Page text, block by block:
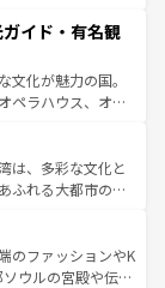
が融合した独特の
異なる魅力を楽
じることができ
旅も、アメリカ
地といえばオアフ
やカウアイ島が
はじめ、豊かな
ピリット」と呼ば
ンミュージッ
ハワイの魅力を彩
が待っているハ
イド・有名観
文化が魅力の国。
ペラハウス、オー
（エアーズロッ
ンズの熱帯雨林な
やワイン、オージ
ーフィンやダイ
きにはたまらな
に味わいつくそ
は、多彩な文化と
ふれる大都市の台
ど、都市の喧騒
人に新しい発見と
台湾の食文化も魅
のファッションやK
ウルの宮殿や伝統